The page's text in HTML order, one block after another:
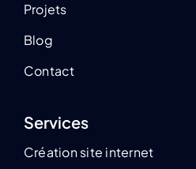
Projets
Blog
Contact
Services
Création site internet